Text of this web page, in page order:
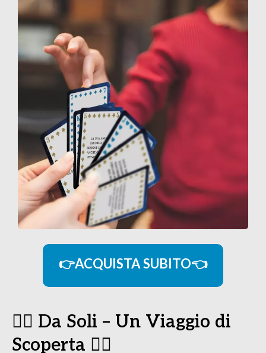
👉ACQUISTA SUBITO👈
🧘‍♀️ Da Soli – Un Viaggio di
Scoperta 🧘‍♂️